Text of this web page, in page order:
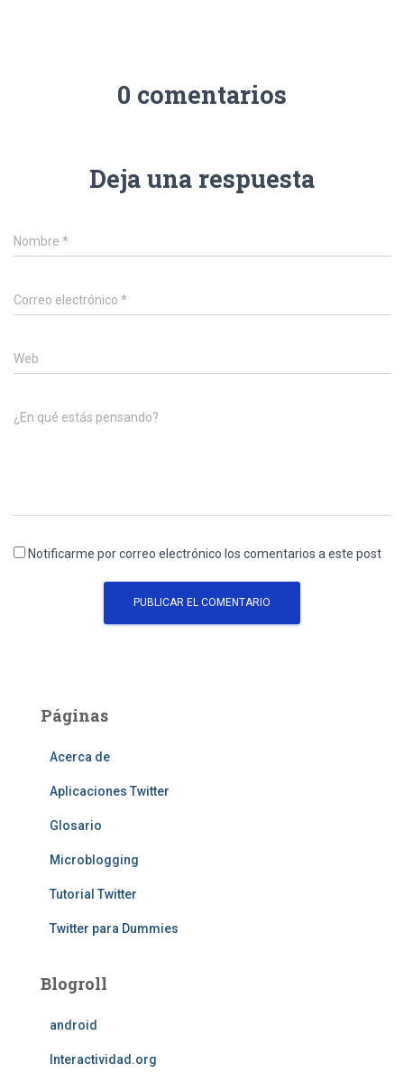
0 comentarios
Deja una respuesta
Nombre *
Correo electrónico *
Web
¿En qué estás pensando?
Notificarme por correo electrónico los comentarios a este post
Páginas
Acerca de
Aplicaciones Twitter
Glosario
Microblogging
Tutorial Twitter
Twitter para Dummies
Blogroll
android
Interactividad.org